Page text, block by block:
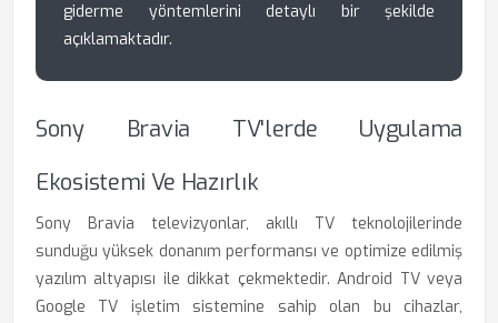
giderme yöntemlerini detaylı bir şekilde
açıklamaktadır.
Sony Bravia TV'lerde Uygulama
Ekosistemi Ve Hazırlık
Sony Bravia televizyonlar, akıllı TV teknolojilerinde
sunduğu yüksek donanım performansı ve optimize edilmiş
yazılım altyapısı ile dikkat çekmektedir. Android TV veya
Google TV işletim sistemine sahip olan bu cihazlar,